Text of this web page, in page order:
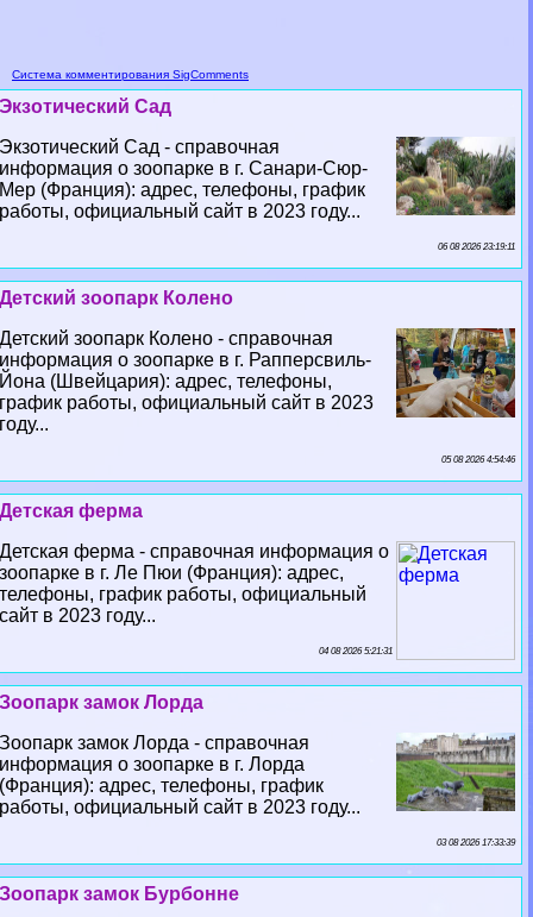
Система комментирования SigComments
Экзотический Сад
Экзотический Сад - справочная
информация о зоопарке в г. Санари-Сюр-
Мер (Франция): адрес, телефоны, график
работы, официальный сайт в 2023 году...
06 08 2026 23:19:11
Детский зоопарк Колено
Детский зоопарк Колено - справочная
информация о зоопарке в г. Рапперсвиль-
Йона (Швейцария): адрес, телефоны,
график работы, официальный сайт в 2023
году...
05 08 2026 4:54:46
Детская ферма
Детская ферма - справочная информация о
зоопарке в г. Ле Пюи (Франция): адрес,
телефоны, график работы, официальный
сайт в 2023 году...
04 08 2026 5:21:31
Зоопарк замок Лорда
Зоопарк замок Лорда - справочная
информация о зоопарке в г. Лорда
(Франция): адрес, телефоны, график
работы, официальный сайт в 2023 году...
03 08 2026 17:33:39
Зоопарк замок Бурбонне